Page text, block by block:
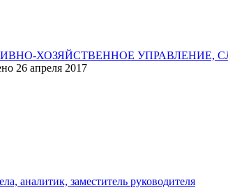
ХОЗЯЙСТВЕННОЕ УПРАВЛЕНИЕ,
26 апреля 2017
аналитик, заместитель руководителя